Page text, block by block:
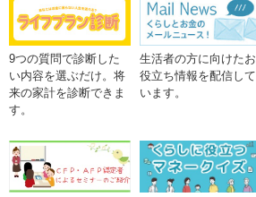
9つの質問で診断した
い内容を選ぶだけ。将
来の家計を診断できま
す。
生活者の方に向けたお
役立ち情報を配信して
います。